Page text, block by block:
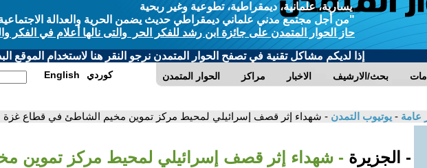
يسارية، علمانية، ديمقراطية، تطوعية وغير ربحية
"من أجل مجتمع مدني علماني ديمقراطي حديث يضمن الحرية والعدالة
حاز الحوار المتمدن على جائزة ابن رشد للفكر الحر والتى نالها أعلام في الفكر
إذا لديكم مشاكل تقنية في تصفح الحوار المتمدن نرجو النقر هنا لاستخدام الموقع
الحوار المتمدن مراكز الاخبار بحث/الارشيف English كوردي
عامة - يوتيوب التمدن - شهداء إثر قصف إسرائيلي لمحيط مركز تموين مخيم الشاطئ في قطاع غزة
- الجزيرة - شهداء إثر قصف إسرائيلي لمحيط مركز تموين